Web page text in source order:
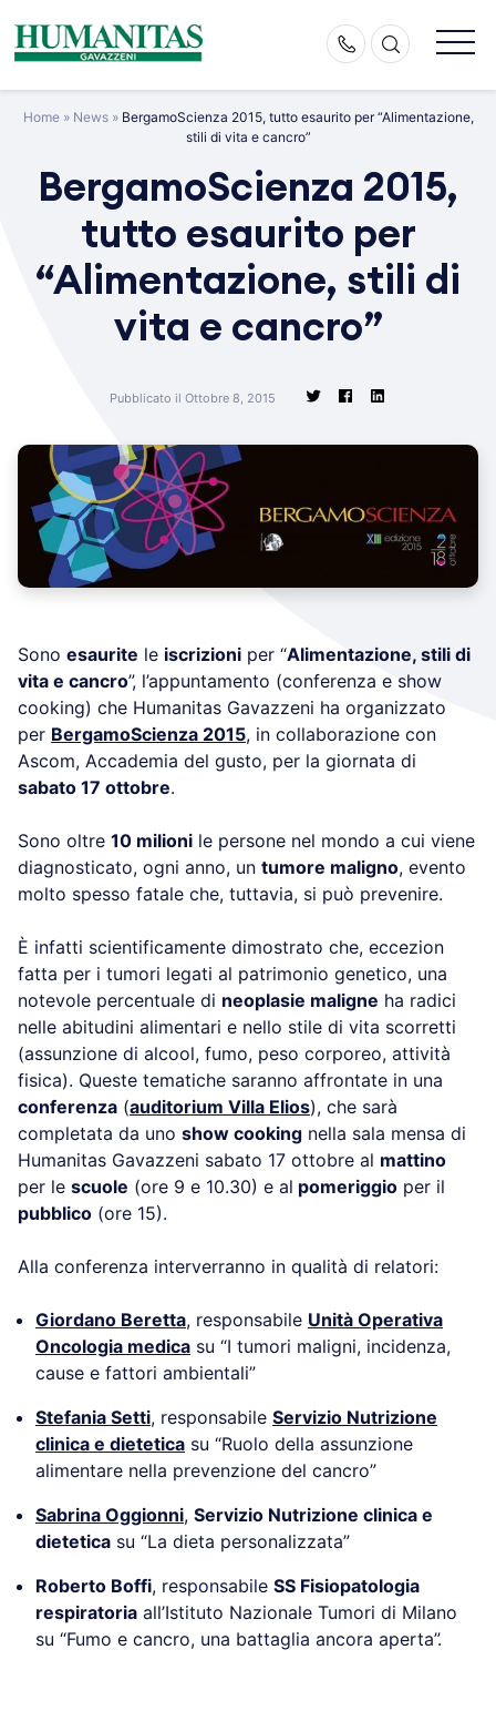
content
Home» News» BergamoScienza 2015, tutto esaurito per “Alimentazione,
stili di vita e cancro”
BergamoScienza 2015,
tutto esaurito per
“Alimentazione, stili di
vita e cancro”
Pubblicato il Ottobre 8, 2015
Sono esaurite le iscrizioni per “Alimentazione, stili di
vita e cancro”, l’appuntamento (conferenza e show
cooking) che Humanitas Gavazzeni ha organizzato
per BergamoScienza 2015, in collaborazione con
Ascom, Accademia del gusto, per la giornata di
sabato 17 ottobre.
Sono oltre 10 milioni le persone nel mondo a cui viene
diagnosticato, ogni anno, un tumore maligno, evento
molto spesso fatale che, tuttavia, si può prevenire.
È infatti scientificamente dimostrato che, eccezion
fatta per i tumori legati al patrimonio genetico, una
notevole percentuale di neoplasie maligne ha radici
nelle abitudini alimentari e nello stile di vita scorretti
(assunzione di alcool, fumo, peso corporeo, attività
fisica). Queste tematiche saranno affrontate in una
conferenza (auditorium Villa Elios), che sarà
completata da uno show cooking nella sala mensa di
Humanitas Gavazzeni sabato 17 ottobre al mattino
per le scuole (ore 9 e 10.30) e al pomeriggio per il
pubblico (ore 15).
Alla conferenza interverranno in qualità di relatori:
Giordano Beretta, responsabile Unità Operativa
Oncologia medica su “I tumori maligni, incidenza,
cause e fattori ambientali”
Stefania Setti, responsabile Servizio Nutrizione
clinica e dietetica su “Ruolo della assunzione
alimentare nella prevenzione del cancro”
Sabrina Oggionni, Servizio Nutrizione clinica e
dietetica su “La dieta personalizzata”
Roberto Boffi, responsabile SS Fisiopatologia
respiratoria all’Istituto Nazionale Tumori di Milano
su “Fumo e cancro, una battaglia ancora aperta”.